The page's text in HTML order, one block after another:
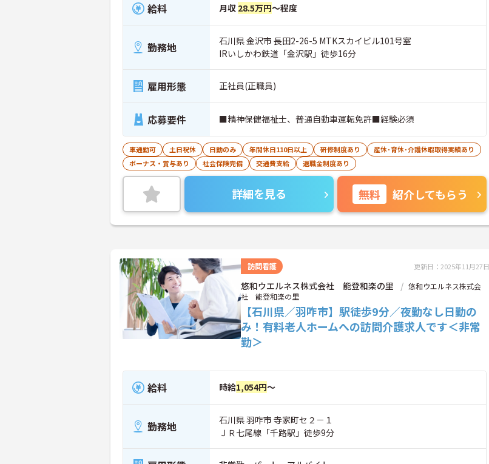
給料 月収 28.5万円～程度
勤務地
石川県 金沢市 長田2-26-5 MTKスカイビル101号室
IRいしかわ鉄道「金沢駅」徒歩16分
雇用形態 正社員(正職員)
応募要件 ■精神保健福祉士、普通自動車運転免許■経験必須
車通勤可 土日祝休 日勤のみ 年間休日110日以上 研修制度あり
産休･育休･介護休暇取得実績あり
ボーナス・賞与あり
社会保険完備 交通費支給 退職金制度あり
詳細を見る 無料 紹介してもらう
訪問看護 更新日：2025年11月27日
悠和ウエルネス株式会社 能登和楽の里
悠和ウエルネス株式会
社 能登和楽の里
【石川県／羽咋市】駅徒歩9分／夜勤なし日勤の
み！有料老人ホームへの訪問介護求人です＜非常
勤＞
給料 時給1,054円～
勤務地
石川県 羽咋市 寺家町セ２－１
ＪＲ七尾線「千路駅」徒歩9分